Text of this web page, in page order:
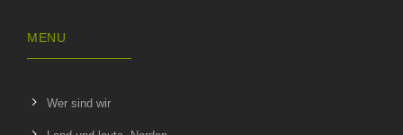
MENU
Wer sind wir